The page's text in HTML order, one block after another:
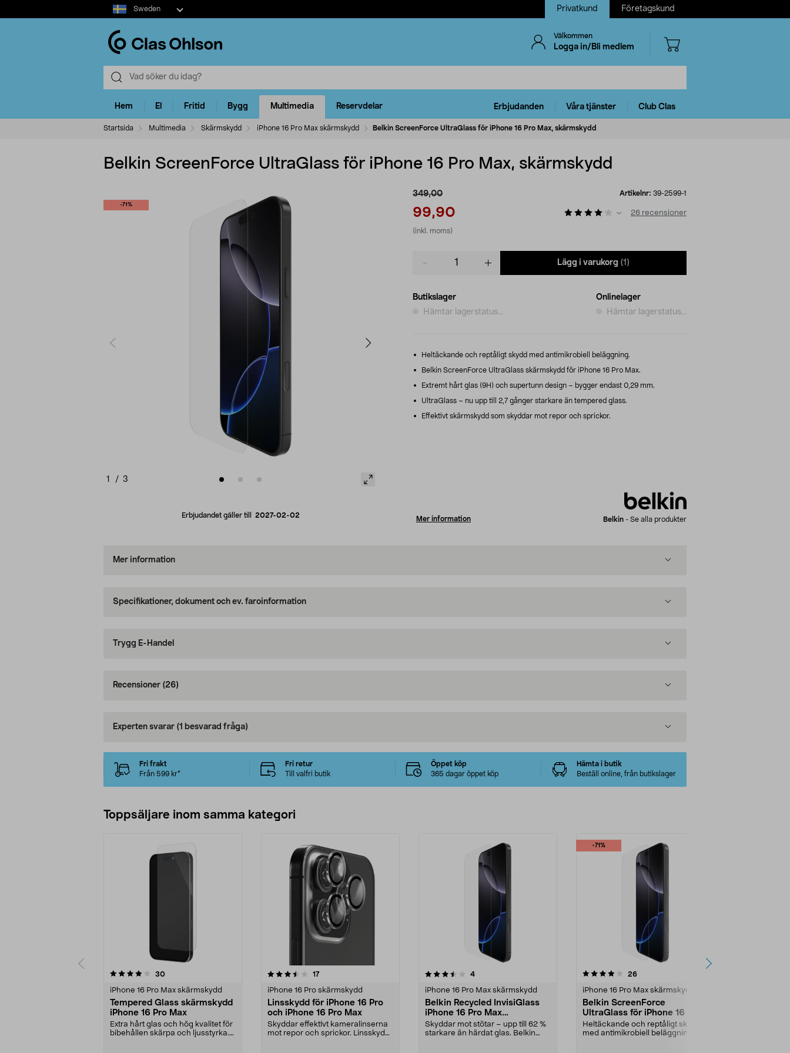
Select
market
Sweden Privatkund Företagskund
Välkommen
Logga in/Bli medlem
Hem El Fritid Bygg Multimedia Reservdelar Erbjudanden Våra tjänster Club Clas
Startsida Multimedia Skärmskydd iPhone 16 Pro Max skärmskydd Belkin ScreenForce UltraGlass för iPhone 16 Pro Max, skärmskydd
Belkin ScreenForce UltraGlass för iPhone 16 Pro Max, skärmskydd
-71%
1 / 3
Erbjudandet gäller till 2027-02-02
349,00
99,90
(inkl. moms)
Artikelnr: 39-2599-1
26 recensioner
Lägg i varukorg (1)
Butikslager
Hämtar lagerstatus...
Onlinelager
Hämtar lagerstatus...
Heltäckande och reptåligt skydd med antimikrobiell beläggning.
Belkin ScreenForce UltraGlass skärmskydd för iPhone 16 Pro Max.
Extremt hårt glas (9H) och supertunn design – bygger endast 0,29 mm.
UltraGlass – nu upp till 2,7 gånger starkare än tempered glass.
Effektivt skärmskydd som skyddar mot repor och sprickor.
Mer information Belkin - Se alla produkter
Mer information
Specifikationer, dokument och ev. faroinformation
Trygg E-Handel
Recensioner (26)
Experten svarar (1 besvarad fråga)
Fri frakt
Från 599 kr*
Fri retur
Till valfri butik
Öppet köp
365 dagar öppet köp
Hämta i butik
Beställ online, från butikslager
Toppsäljare inom samma kategori
30recensioner
iPhone 16 Pro Max skärmskydd
Tempered Glass skärmskydd
iPhone 16 Pro Max
Extra hårt glas och hög kvalitet för
bibehållen skärpa och ljusstyrka.
3.5 av 5 stjärnor 17recensioner
iPhone 16 Pro skärmskydd
Linsskydd för iPhone 16 Pro
och iPhone 16 Pro Max
Skyddar effektivt kameralinserna
mot repor och sprickor. Linsskydd
3.5 av 5 stjärnor 4recensioner
iPhone 16 Pro Max skärmskydd
Belkin Recycled InvisiGlass
iPhone 16 Pro Max
skärmskydd
Skyddar mot stötar – upp till 62 %
starkare än härdat glas. Belkin
-71%
4.0 av 5 stjärnor 26recensioner
iPhone 16 Pro Max skärmskydd
Belkin ScreenForce
UltraGlass för iPhone 16 Pro
Max, skärmskydd
Heltäckande och reptåligt skydd
med antimikrobiell beläggning.
3.5 av 5 stjärnor